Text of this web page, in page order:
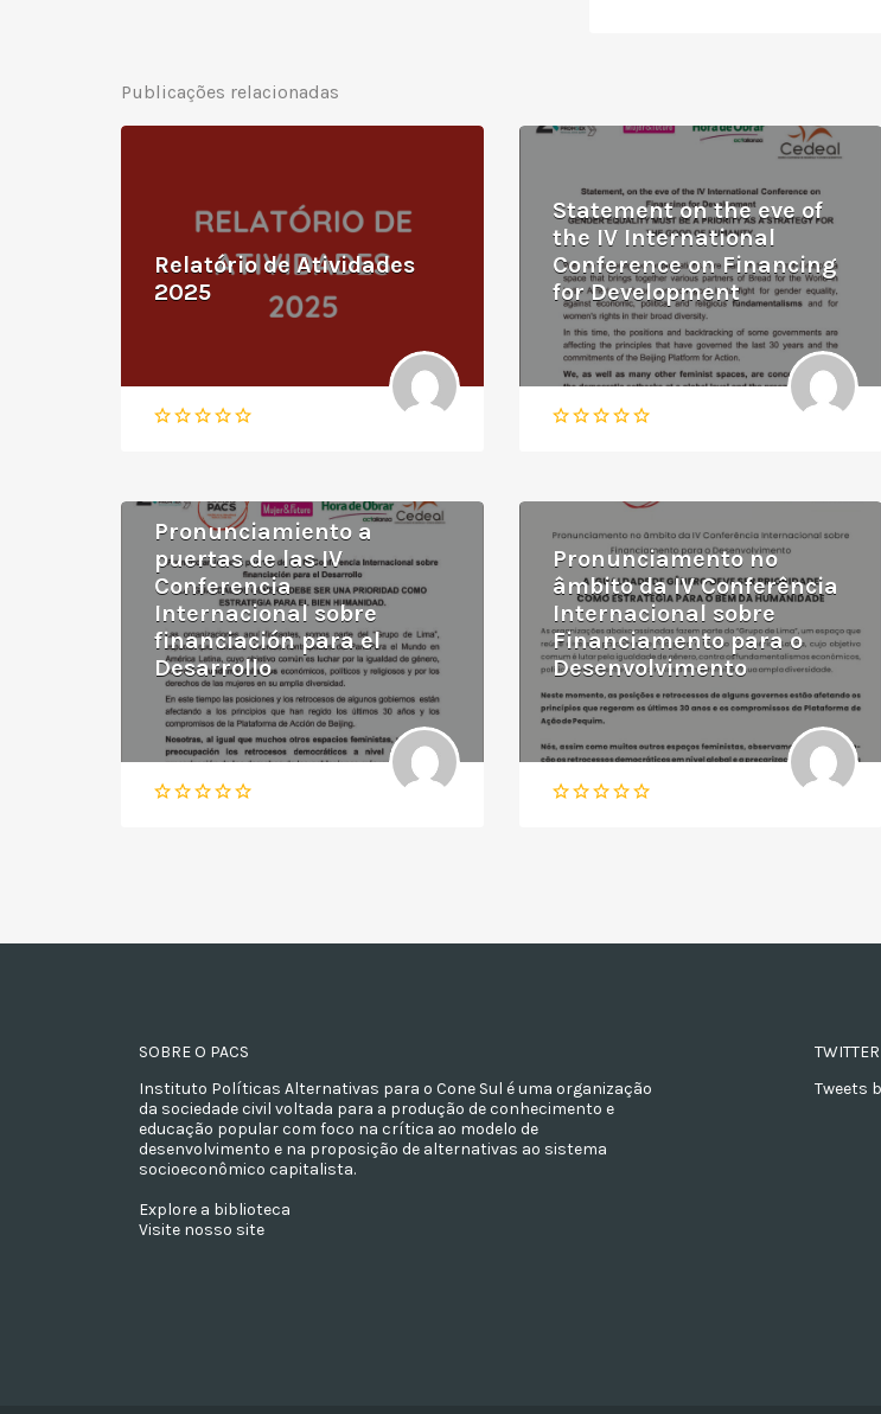
Publicações relacionadas
Relatório de Atividades
2025
Statement on the eve of
the IV International
Conference on Financing
for Development
Pronunciamiento a
puertas de las IV
Conferencia
Internacional sobre
financiación para el
Desarrollo
Pronunciamento no
âmbito da IV Conferência
Internacional sobre
Financiamento para o
Desenvolvimento
SOBRE O PACS
Instituto Políticas Alternativas para o Cone Sul é uma organização
da sociedade civil voltada para a produção de conhecimento e
educação popular com foco na crítica ao modelo de
desenvolvimento e na proposição de alternativas ao sistema
socioeconômico capitalista.
Explore a biblioteca
Visite nosso site
TWITTER
Tweets